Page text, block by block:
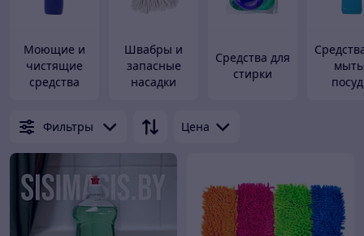
Моющие и
чистящие
средства
Швабры и
запасные
насадки
Средства для
стирки
Фильтры Цена